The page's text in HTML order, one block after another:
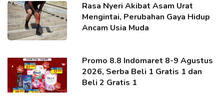
Rasa Nyeri Akibat Asam Urat
Mengintai, Perubahan Gaya Hidup
Ancam Usia Muda
Promo 8.8 Indomaret 8-9 Agustus
2026, Serba Beli 1 Gratis 1 dan
Beli 2 Gratis 1